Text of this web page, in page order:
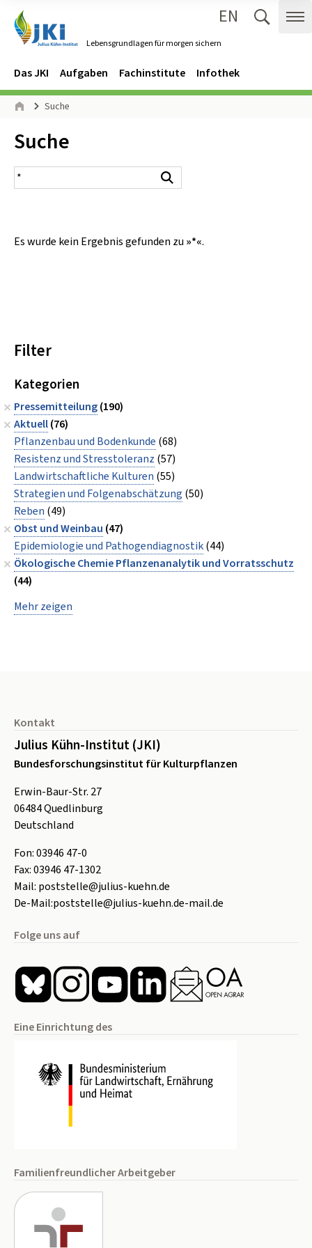
Lebensgrundlagen für morgen sichern
EN
Navigation
Hauptmenü
Das JKI Aufgaben Fachinstitute Infothek
Seitenpfad
Suche
Inhalt:
Suche
Suchergebnis
Es wurde kein Ergebnis gefunden zu »*«.
Filter
Kategorien
Pressemitteilung(190)
Aktuell(76)
Pflanzenbau und Bodenkunde (68)
Resistenz und Stresstoleranz (57)
Landwirtschaftliche Kulturen (55)
Strategien und Folgenabschätzung (50)
Reben (49)
Obst und Weinbau (47)
Epidemiologie und Pathogendiagnostik(44)
Ökologische Chemie Pflanzenanalytik und Vorratsschutz
(44)
Mehr zeigen
Kontakt
Julius Kühn-Institut (JKI)
Bundesforschungsinstitut für Kulturpflanzen
Erwin-Baur-Str. 27
06484Quedlinburg
Deutschland
Fon:03946 47-0
Fax:03946 47-1302
Mail: poststelle@julius-kuehn.de
De-Mail:poststelle@julius-kuehn.de-mail.de
Folge uns auf
Eine Einrichtung des
Familienfreundlicher Arbeitgeber